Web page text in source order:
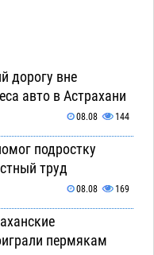
дорогу вне
авто в Астрахани
08.08 144
подростку
труд
08.08 169
пермякам